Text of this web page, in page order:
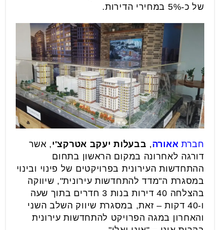
של כ-5% במחירי הדירות.
חברת אאורה, בבעלות יעקב אטרקצ'י, אשר
דורגה לאחרונה במקום הראשון בתחום
ההתחדשות העירונית בפרויקטים של פינוי ובינוי
במסגרת ה"מדד להתחדשות עירונית", שיווקה
בהצלחה 40 דירות בנות 3 חדרים בתוך שעה
ו-40 דקות – זאת, במסגרת שיווק השלב השני
והאחרון במגה הפרויקט להתחדשות עירונית